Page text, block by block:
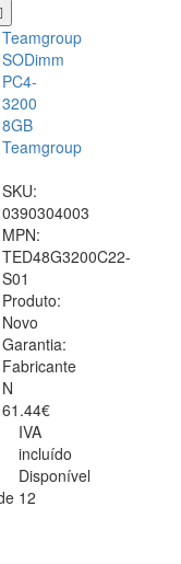
Teamgroup
SODimm
PC4-
3200
8GB
Teamgroup
SKU:
0390304003
MPN:
TED48G3200C22-
S01
Produto:
Novo
Garantia:
Fabricante
N
61.44€
IVA
incluído
Disponível
12